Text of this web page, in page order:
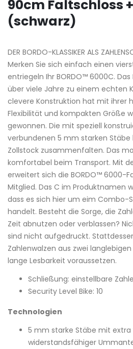
90cm Faltschloss
(schwarz)
DER BORDO-KLASSIKER ALS
Merken Sie sich einfach einen
entriegeln Ihr BORDO™ 6000C.
über viele Jahre zu einem echten
clevere Konstruktion hat mit ihrer
Flexibilität und kompakten Größe
gewonnen. Die mit speziell
verbundenen 5 mm starken Stäbe
Zollstock zusammenfalten. Das
komfortabel beim Transport. Mit
erweitert sich die BORDO™ 6000-
Mitglied. Das C im Produktnamen
dass es sich hier um eim Combo-
handelt. Besteht die Sorge, die
Zeit abnutzen oder verblassen?
sind nicht aufgedruckt.
Zahlenwalzen aus zwei
lange Lesbarkeit voraussetzen.
Schließung: einstellbare
Security Level Bike: 10
Technologien
5 mm starke Stäbe mit
widerstandsfähiger